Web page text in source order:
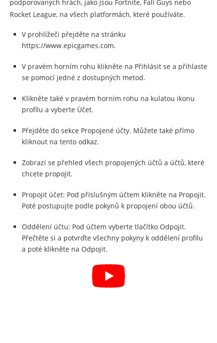
podporovaných hrách, jako jsou Fortnite, Fall Guys nebo
Rocket League, na všech platformách, které používáte.
V prohlížeči přejděte na stránku
https://www.epicgames.com.
V pravém horním rohu klikněte na Přihlásit se a přihlaste
se pomocí jedné z dostupných metod.
Klikněte také v pravém horním rohu na kulatou ikonu
profilu a vyberte Účet.
Přejděte do sekce Propojené účty. Můžete také přímo
kliknout na tento odkaz.
Zobrazí se přehled všech propojených účtů a účtů, které
chcete propojit.
Propojit účet: Pod příslušným účtem klikněte na Propojit.
Poté postupujte podle pokynů k propojení obou účtů.
Oddělení účtu: Pod účtem vyberte tlačítko Odpojit.
Přečtěte si a potvrďte všechny pokyny k oddělení profilu
a poté klikněte na Odpojit.